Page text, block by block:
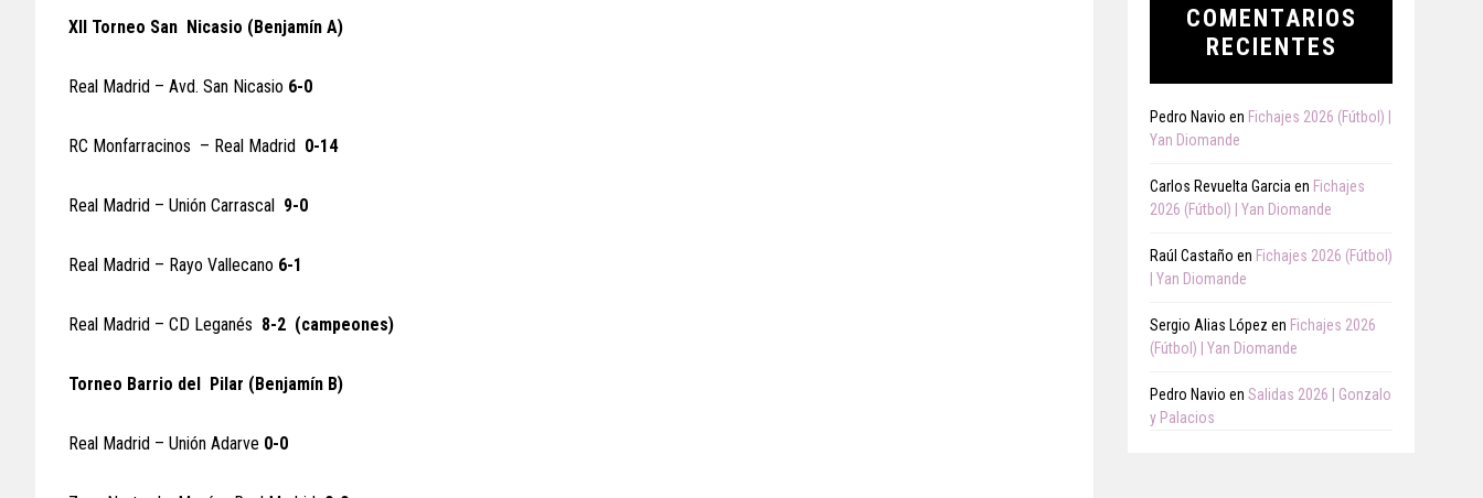
XII Torneo San Nicasio (Benjamín A)
Real Madrid – Avd. San Nicasio 6-0
RC Monfarracinos – Real Madrid 0-14
Real Madrid – Unión Carrascal 9-0
Real Madrid – Rayo Vallecano 6-1
Real Madrid – CD Leganés 8-2 (campeones)
Torneo Barrio del Pilar (Benjamín B)
Real Madrid – Unión Adarve 0-0
COMENTARIOS
RECIENTES
Pedro Navio en Fichajes 2026 (Fútbol) |
Yan Diomande
Carlos Revuelta Garcia en Fichajes
2026 (Fútbol) | Yan Diomande
Raúl Castaño en Fichajes 2026 (Fútbol)
| Yan Diomande
Sergio Alias López en Fichajes 2026
(Fútbol) | Yan Diomande
Pedro Navio en Salidas 2026 | Gonzalo
y Palacios